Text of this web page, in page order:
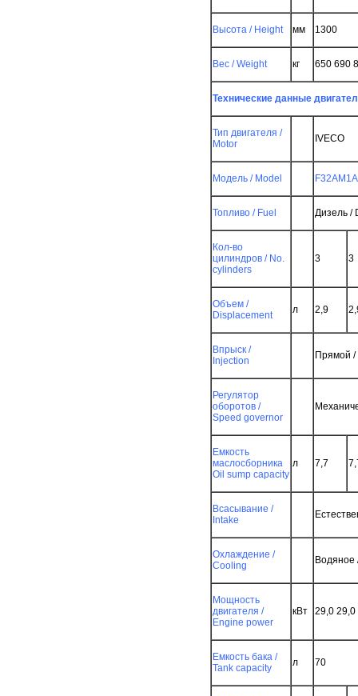
Высота / Height мм 1300
Вес / Weight кг 650 690
Технические данные
Тип двигателя /
Motor
IVECO
Модель / Model F32AM1A
Топливо / Fuel Дизель /
Кол-во
цилиндров / No.
cylinders
3 3
Объем /
Displacement
л 2,9
Впрыск /
Injection
Прямой /
Регулятор
оборотов /
Speed governor
Емкость
маслосборника
Oil sump capacity
л 7,7
Всасывание /
Intake
Охлаждение /
Cooling
Водяное
Мощность
двигателя /
Engine power
кВт 29,0 29,0
Емкость бака /
Tank capacity
л 70